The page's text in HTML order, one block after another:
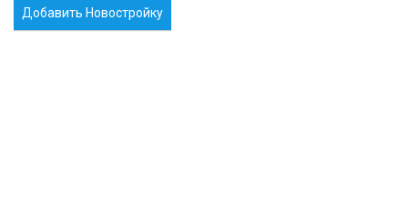
Добавить Новостройку